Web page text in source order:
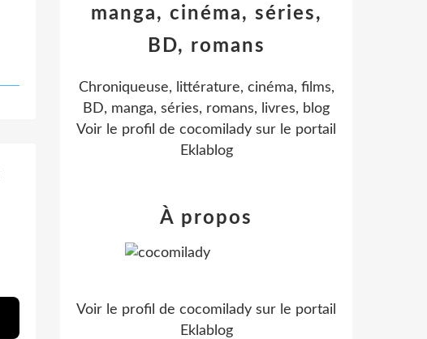
manga, cinéma, séries,
BD, romans
Chroniqueuse, littérature, cinéma, films,
BD, manga, séries, romans, livres, blog
Voir le profil de cocomilady sur le portail
Eklablog
À propos
Voir le profil de cocomilady sur le portail
Eklablog